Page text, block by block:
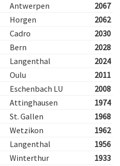
Antwerpen
2067
Horgen
2062
Cadro
2030
Bern
2028
Langenthal
2024
Oulu
2011
Eschenbach LU
2008
Attinghausen
1974
St. Gallen
1968
Wetzikon
1962
Langenthal
1956
Winterthur
1933